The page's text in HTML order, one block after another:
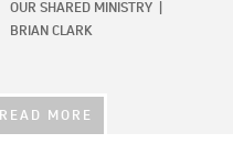
OUR SHARED MINISTRY
BRIAN CLARK
READ MORE